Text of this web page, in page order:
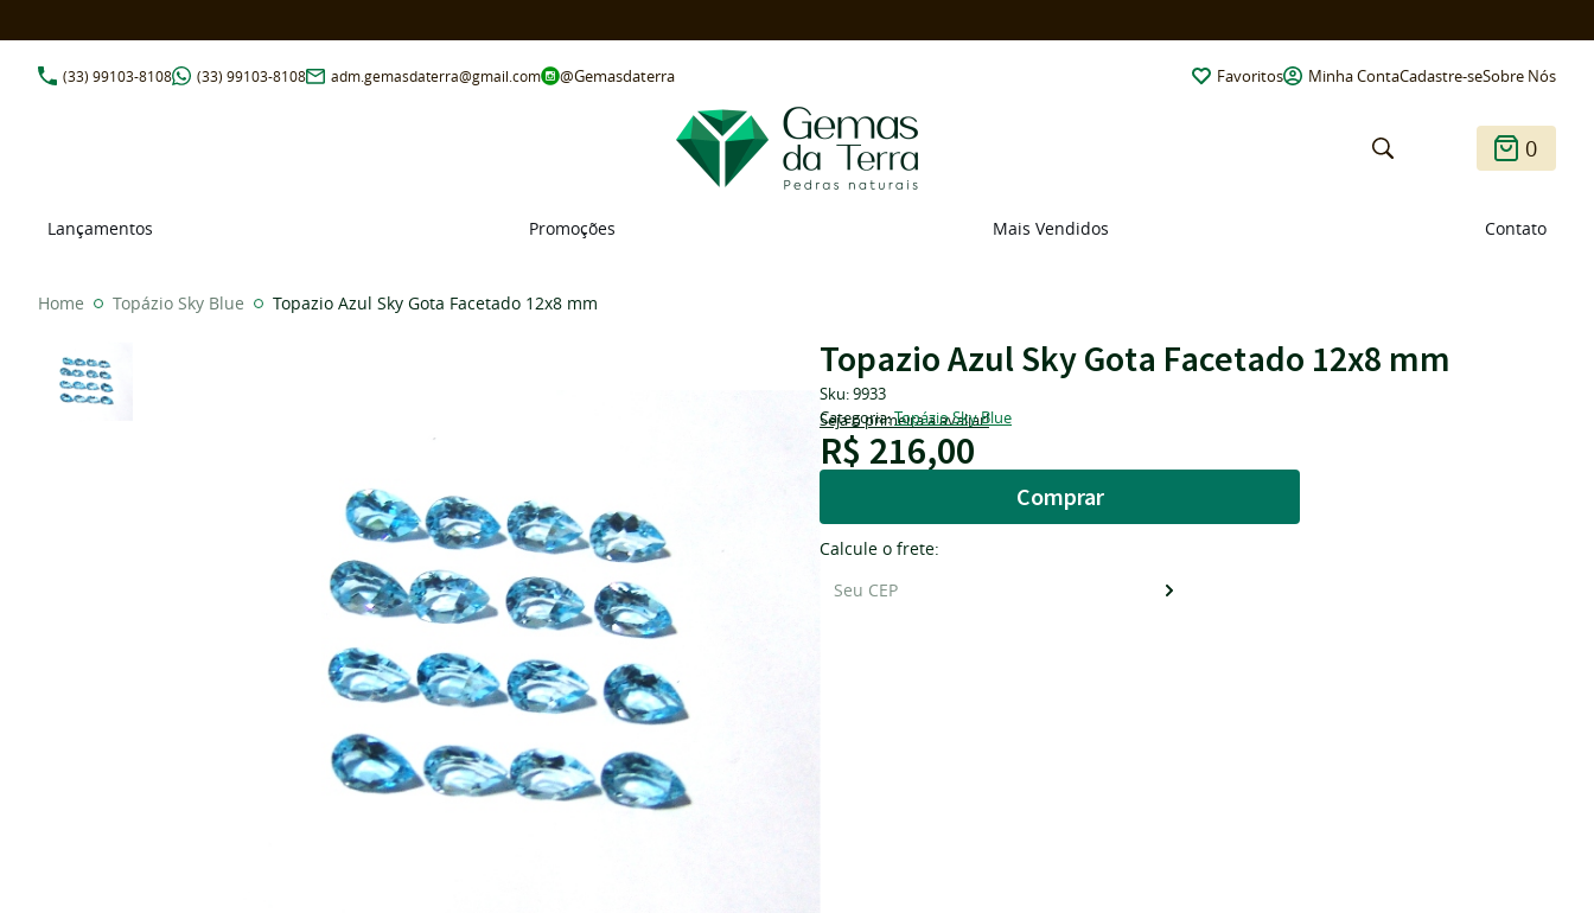
(33) 99103-8108 (33) 99103-8108 adm.gemasdaterra@gmail.com @Gemasdaterra Favoritos Minha ContaCadastre-seSobre Nós
0
Lançamentos Promoções Mais Vendidos Contato
Home Topázio Sky Blue Topazio Azul Sky Gota Facetado 12x8 mm
Topazio Azul Sky Gota Facetado 12x8 mm
Sku:9933
Categoria:Topázio Sky Blue
Seja o primeira a avaliar!
R$ 216,00
Comprar
Calcule o frete: